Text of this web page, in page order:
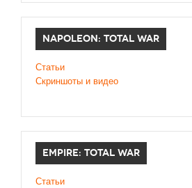
NAPOLEON: TOTAL WAR
Статьи
Скриншоты и видео
EMPIRE: TOTAL WAR
Статьи